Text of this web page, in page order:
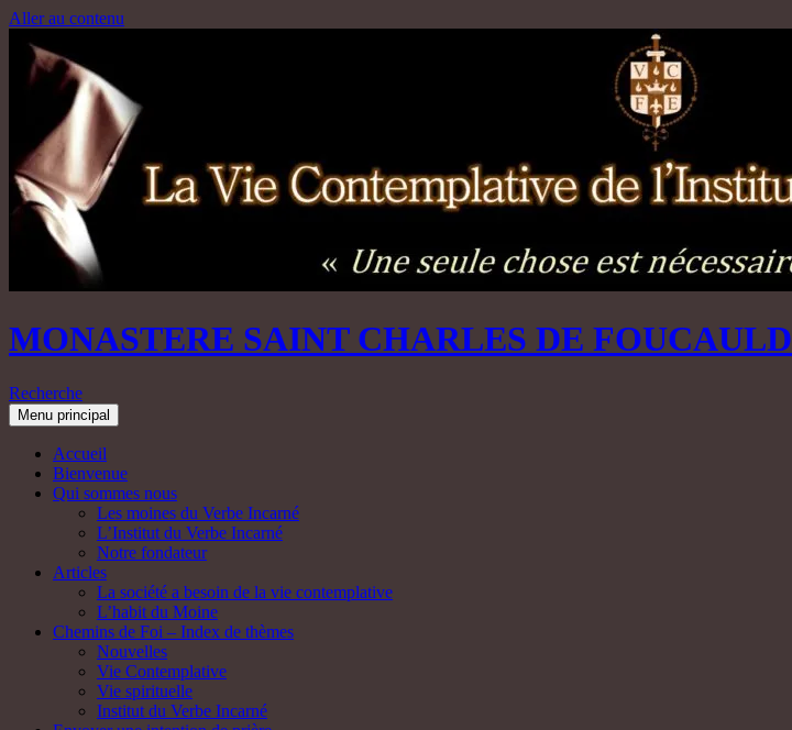
Aller au contenu
MONASTERE SAINT CHARLES DE FOUCAULD
Recherche
Menu principal
Accueil
Bienvenue
Qui sommes nous
Les moines du Verbe Incarné
L’Institut du Verbe Incarné
Notre fondateur
Articles
La société a besoin de la vie contemplative
L’habit du Moine
Chemins de Foi – Index de thèmes
Nouvelles
Vie Contemplative
Vie spirituelle
Institut du Verbe Incarné